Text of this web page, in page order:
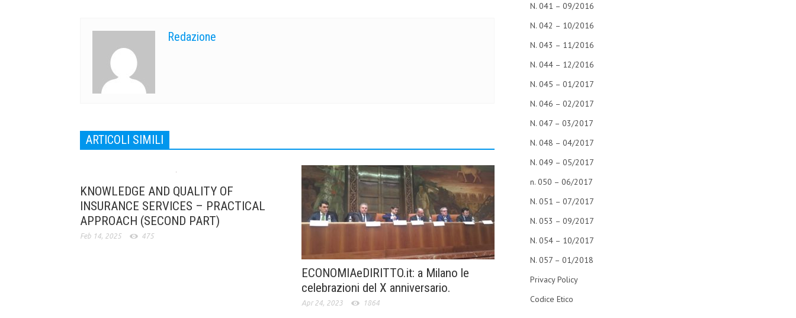
Redazione
ARTICOLI SIMILI
KNOWLEDGE AND QUALITY OF
INSURANCE SERVICES – PRACTICAL
APPROACH (SECOND PART)
Feb 14, 2025 475
ECONOMIAeDIRITTO.it: a Milano le
celebrazioni del X anniversario.
Apr 24, 2023 1864
N. 041 – 09/2016
N. 042 – 10/2016
N. 043 – 11/2016
N. 044 – 12/2016
N. 045 – 01/2017
N. 046 – 02/2017
N. 047 – 03/2017
N. 048 – 04/2017
N. 049 – 05/2017
n. 050 – 06/2017
N. 051 – 07/2017
N. 053 – 09/2017
N. 054 – 10/2017
N. 057 – 01/2018
Privacy Policy
Codice Etico